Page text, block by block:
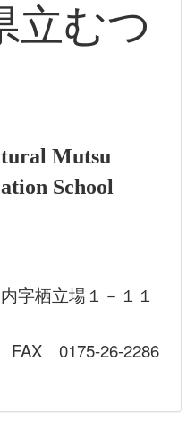
立むつ
Mutsu
School
字栖立場１－１１
0175-26-2286